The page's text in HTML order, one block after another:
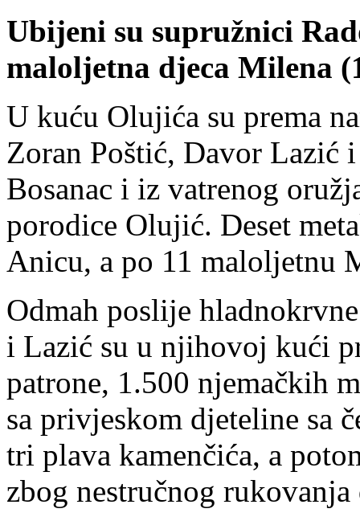
Ubijeni su supružnici
maloljetna djeca Milena
U kuću Olujića su prema
Zoran Poštić, Davor Lazić
Bosanac i iz vatrenog
porodice Olujić. Deset
Anicu, a po 11 maloljetnu
Odmah poslije
i Lazić su u njihovoj kući
patrone, 1.500 njemačkih
sa privjeskom djeteline sa
tri plava kamenčića, a
zbog nestručnog